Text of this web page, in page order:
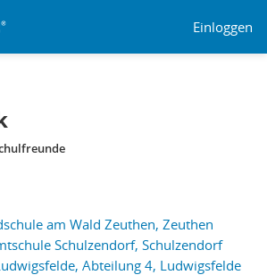
Einloggen
am Wald Zeuthen, Zeuthen
Schulzendorf, Schulzendorf
Abteilung 4, Ludwigsfelde